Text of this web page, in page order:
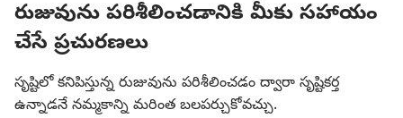
రుజువును పరిశీలించడానికి మీకు సహాయం
చేసే ప్రచురణలు
సృష్టిలో కనిపిస్తున్న రుజువును పరిశీలించడం ద్వారా సృష్టికర్త
ఉన్నాడనే నమ్మకాన్ని మరింత బలపర్చుకోవచ్చు.